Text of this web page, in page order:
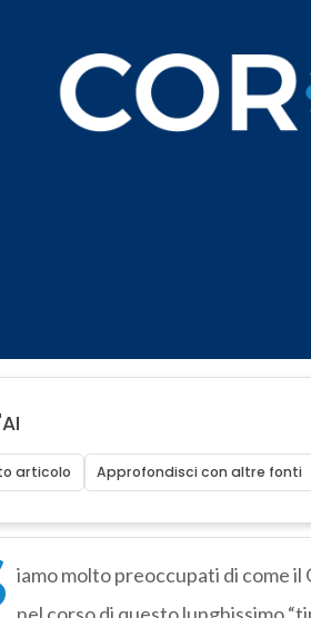
articolo Approfondisci con altre fonti
iamo molto preoccupati di come